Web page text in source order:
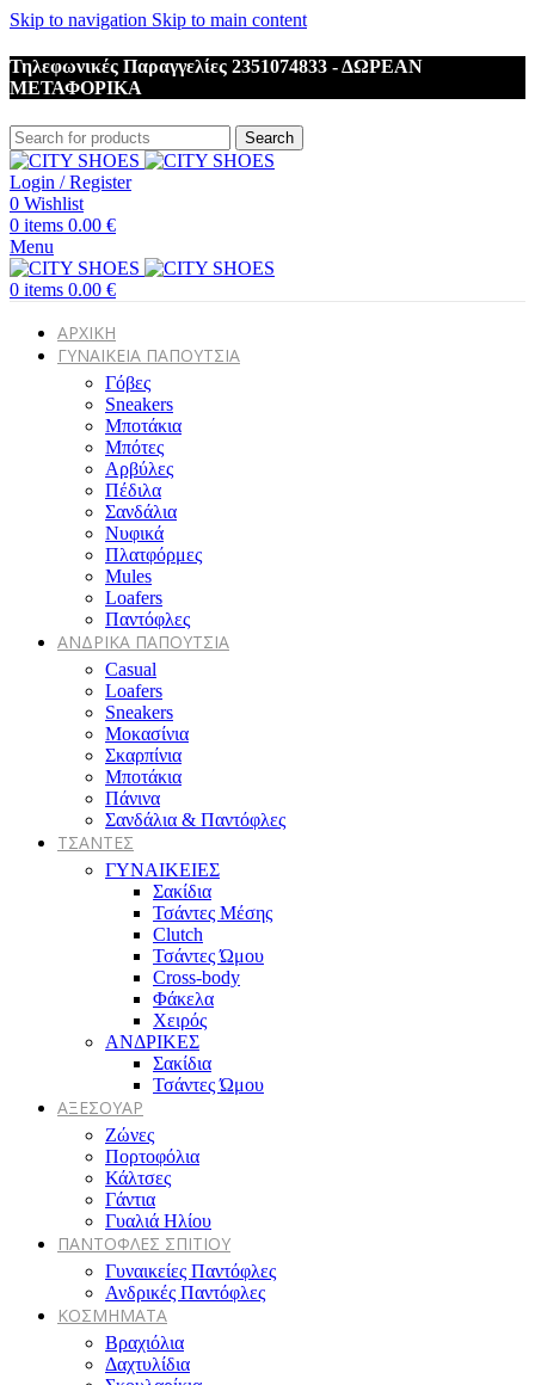
Skip to navigation Skip to main content
Τηλεφωνικές Παραγγελίες 2351074833 - ΔΩΡΕΑΝ
ΜΕΤΑΦΟΡΙΚΑ
Search
Login / Register
0 Wishlist
0 items 0.00 €
Menu
0 items 0.00 €
ΑΡΧΙΚΗ
ΓΥΝΑΙΚΕΙΑ ΠΑΠΟΥΤΣΙΑ
Γόβες
Sneakers
Μποτάκια
Μπότες
Αρβύλες
Πέδιλα
Σανδάλια
Νυφικά
Πλατφόρμες
Mules
Loafers
Παντόφλες
ΑΝΔΡΙΚΑ ΠΑΠΟΥΤΣΙΑ
Casual
Loafers
Sneakers
Μοκασίνια
Σκαρπίνια
Μποτάκια
Πάνινα
Σανδάλια & Παντόφλες
ΤΣΑΝΤΕΣ
ΓΥΝΑΙΚΕΙΕΣ
Σακίδια
Τσάντες Μέσης
Clutch
Τσάντες Ώμου
Cross-body
Φάκελα
Χειρός
ΑΝΔΡΙΚΕΣ
Σακίδια
Τσάντες Ώμου
ΑΞΕΣΟΥΑΡ
Ζώνες
Πορτοφόλια
Κάλτσες
Γάντια
Γυαλιά Ηλίου
ΠΑΝΤΟΦΛΕΣ ΣΠΙΤΙΟΥ
Γυναικείες Παντόφλες
Ανδρικές Παντόφλες
ΚΟΣΜΗΜΑΤΑ
Βραχιόλια
Δαχτυλίδια